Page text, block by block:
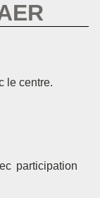
le centre.
participation